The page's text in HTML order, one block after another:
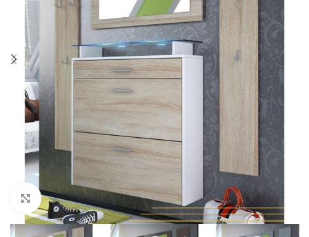
Click to enlarge